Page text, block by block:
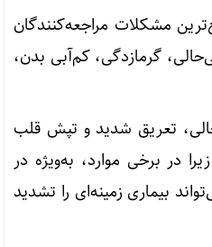
مشکلات مراجعه‌کنندگان
گرمازدگی، کم‌آبی بدن،
تعریق شدید و تپش قلب
در برخی موارد، به‌ویژه در
بیماری زمینه‌ای را تشدید